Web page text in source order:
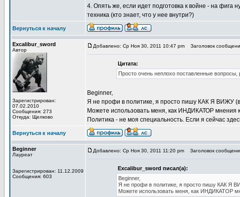
4. Опять же, если идет подготовка к войне - на
техника (кто знает, что у нее внутри?)
Вернуться к началу
Excalibur_sword
Автор
Зарегистрирован:
07.02.2010
Сообщения: 273
Откуда: Щелково
Добавлено: Ср Ноя 30, 2011 10:47 pm Заголовок
Цитата:
Просто очень неплохо поставленные
Beginner,
Я не профи в политике, я просто пишу КАК Я ВИЖУ
Можете использовать меня, как ИНДИКАТОР мнения
Политика - не моя специальность. Если я сейчас
Вернуться к началу
Beginner
Лауреат
Зарегистрирован: 11.12.2009
Сообщения: 603
Добавлено: Ср Ноя 30, 2011 11:20 pm Заголовок
Excalibur_sword писал(а):
Beginner,
Я не профи в политике, я просто пишу КАК Я
Можете использовать меня, как ИНДИКАТОР